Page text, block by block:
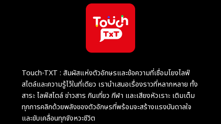
Touch-TXT : สัมผัสแห่งตัวอักษรและข้อความที่เชื่อมโยงไลฟ์
สไตล์และความรู้ไว้ในที่เดียว เรานำเสนอเรื่องราวที่หลากหลาย ทั้ง
สาระ ไลฟ์สไตล์ ข่าวสาร กินเที่ยว กีฬา และเสียงหัวเราะ เติมเต็ม
ทุกการคลิกด้วยพลังของตัวอักษรที่พร้อมจะสร้างแรงบันดาลใจ
และขับเคลื่อนทุกจังหวะชีวิต